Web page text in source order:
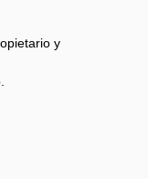
y